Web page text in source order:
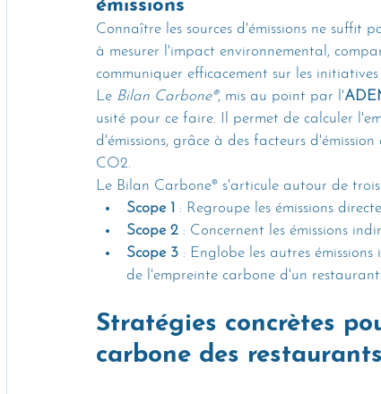
émissions
Connaître les sources d'émissions ne suffit
à mesurer l'impact environnemental,
communiquer efficacement sur les initiatives
Le Bilan Carbone®, mis au point par l'
usité pour ce faire. Il permet de calculer
d'émissions, grâce à des facteurs
CO2.
Le Bilan Carbone® s'articule autour de
Scope 1 : Regroupe les émissions
Scope 2 : Concernent les émissions
Scope 3 : Englobe les autres
de l'empreinte carbone d'un restaurant.
Stratégies concrètes
carbone des restaurants